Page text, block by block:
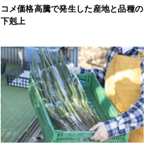
コメ価格高騰で発生した産地と品種の
下剋上